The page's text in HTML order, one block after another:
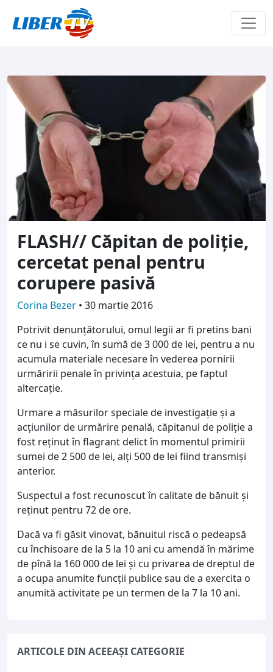
FLASH// Căpitan de poliţie,
cercetat penal pentru
corupere pasivă
Corina Bezer • 30 martie 2016
Potrivit denunţătorului, omul legii ar fi pretins bani
ce nu i se cuvin, în sumă de 3 000 de lei, pentru a nu
acumula materiale necesare în vederea pornirii
urmăririi penale în privinţa acestuia, pe faptul
altercaţie.
Urmare a măsurilor speciale de investigaţie şi a
acţiunilor de urmărire penală, căpitanul de poliţie a
fost reţinutîn flagrant delict în momentul primirii
sumei de 2 500 de lei, alţi 500 de lei fiind transmişi
anterior.
Suspectul a fost recunoscut în calitate de bănuit şi
reţinut pentru 72 de ore.
Dacă va fi găsit vinovat, bănuitul riscă o pedeapsă
cu închisoare de la 5 la 10 ani cu amendă în mărime
de pînă la 160 000 de lei şi cu privarea de dreptul de
a ocupa anumite funcţii publice sau de a exercita o
anumită activitate pe un termen de la 7 la 10 ani.
ARTICOLE DIN ACEEAȘI CATEGORIE